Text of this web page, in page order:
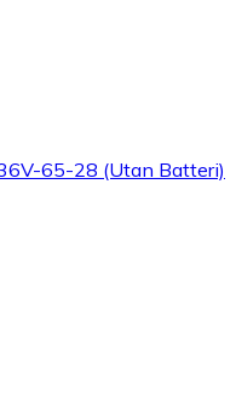
65-28 (Utan Batteri)